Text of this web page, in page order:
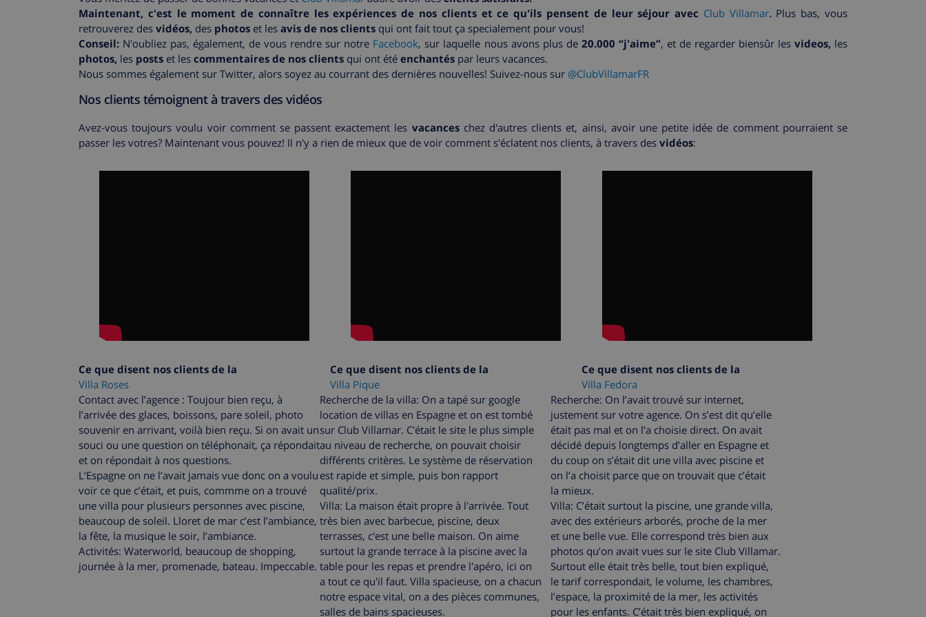
Maintenant, c'est le moment de connaître les expériences de nos clients et ce qu'ils pensent de leur séjour avec Club Villamar.Plus bas, vous
retrouverez des vidéos, des photos et les avis de nos clients qui ont fait tout ça specialement pour vous!
Conseil: N'oubliez pas, également, de vous rendre sur notre Facebook, sur laquelle nous avons plus de 20.000 “j'aime”, et de regarder biensûr lesvideos,les
photos, les posts et les commentaires de nos clients qui ont été enchantés par leurs vacances.
Nous sommes également sur Twitter, alors soyez au courrant des dernières nouvelles! Suivez-nous sur @ClubVillamarFR
Nos clients témoignent à travers des vidéos
Avez-vous toujours voulu voir comment se passent exactement les vacanceschez d'autres clients et, ainsi, avoir une petite idée de comment pourraient se
passer les votres? Maintenant vous pouvez! Il n'y a rien de mieux que de voir comment s'éclatent nos clients, à travers des vidéos:
Ce que disent nos clients de la
Villa Roses
Ce que disent nos clients de la
Villa Pique
Ce que disent nos clients de la
Villa Fedora
Contact avec l’agence : Toujour bien reçu, à
l’arrivée des glaces, boissons, pare soleil, photo
souvenir en arrivant, voilà bien reçu. Si on avait un
souci ou une question on téléphonait, ça répondait
et on répondait à nos questions.
L’Espagne on ne l’avait jamais vue donc on a voulu
voir ce que c’était, et puis, commme on a trouvé
une villa pour plusieurs personnes avec piscine,
beaucoup de soleil. Lloret de mar c’est l’ambiance,
la fête, la musique le soir, l’ambiance.
Activités: Waterworld, beaucoup de shopping,
journée à la mer, promenade, bateau. Impeccable.
Recherche de la villa: On a tapé sur google
location de villas en Espagne et on est tombé
sur Club Villamar. C'était le site le plus simple
au niveau de recherche, on pouvait choisir
différents critères. Le système de réservation
est rapide et simple, puis bon rapport
qualité/prix.
Villa: La maison était propre à l'arrivée. Tout
très bien avec barbecue, piscine, deux
terrasses, c'est une belle maison. On aime
surtout la grande terrace à la piscine avec la
table pour les repas et prendre l'apéro, ici on
a tout ce qu'il faut. Villa spacieuse, on a chacun
notre espace vital, on a des pièces communes,
salles de bains spacieuses.
Recherche: On l’avait trouvé sur internet,
justement sur votre agence. On s’est dit qu’elle
était pas mal et on l’a choisie direct. On avait
décidé depuis longtemps d’aller en Espagne et
du coup on s’était dit une villa avec piscine et
on l’a choisit parce que on trouvait que c’était
la mieux.
Villa: C’était surtout la piscine, une grande villa,
avec des extérieurs arborés, proche de la mer
et une belle vue. Elle correspond très bien aux
photos qu’on avait vues sur le site Club Villamar.
Surtout elle était très belle, tout bien expliqué,
le tarif correspondait, le volume, les chambres,
l’espace, la proximité de la mer, les activités
pour les enfants. C’était très bien expliqué, on